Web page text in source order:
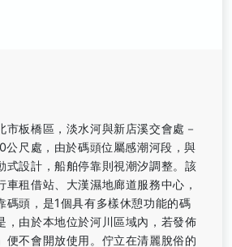
市板橋區，淡水河與新店溪交會處－
尺處，由於碼頭位屬感潮河段，與
式設計，船舶停靠則視潮汐調整。該
車租借站、大漢濕地廊道服務中心，
碼頭，是1個具有多樣休憩功能的碼
，由於本地位於河川區域內，若發佈
便不會開放使用。佇立在清麗脫俗的